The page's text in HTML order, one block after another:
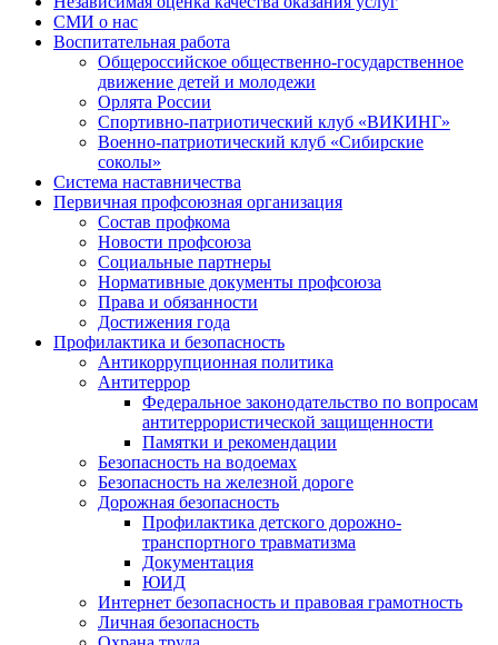
СМИ о нас
Воспитательная работа
Общероссийское общественно-государственное
движение детей и молодежи
Орлята России
Спортивно-патриотический клуб «ВИКИНГ»
Военно-патриотический клуб «Сибирские
соколы»
Система наставничества
Первичная профсоюзная организация
Состав профкома
Новости профсоюза
Социальные партнеры
Нормативные документы профсоюза
Права и обязанности
Достижения года
Профилактика и безопасность
Антикоррупционная политика
Антитеррор
Федеральное законодательство по вопросам
антитеррористической защищенности
Памятки и рекомендации
Безопасность на водоемах
Безопасность на железной дороге
Дорожная безопасность
Профилактика детского дорожно-
транспортного травматизма
Документация
ЮИД
Интернет безопасность и правовая грамотность
Личная безопасность